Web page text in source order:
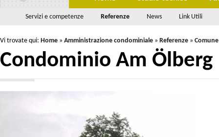
Servizi e competenze Referenze News Link Utili
Vi trovate qui: Home » Amministrazione condominiale » Referenze »
Condominio Am Ölberg